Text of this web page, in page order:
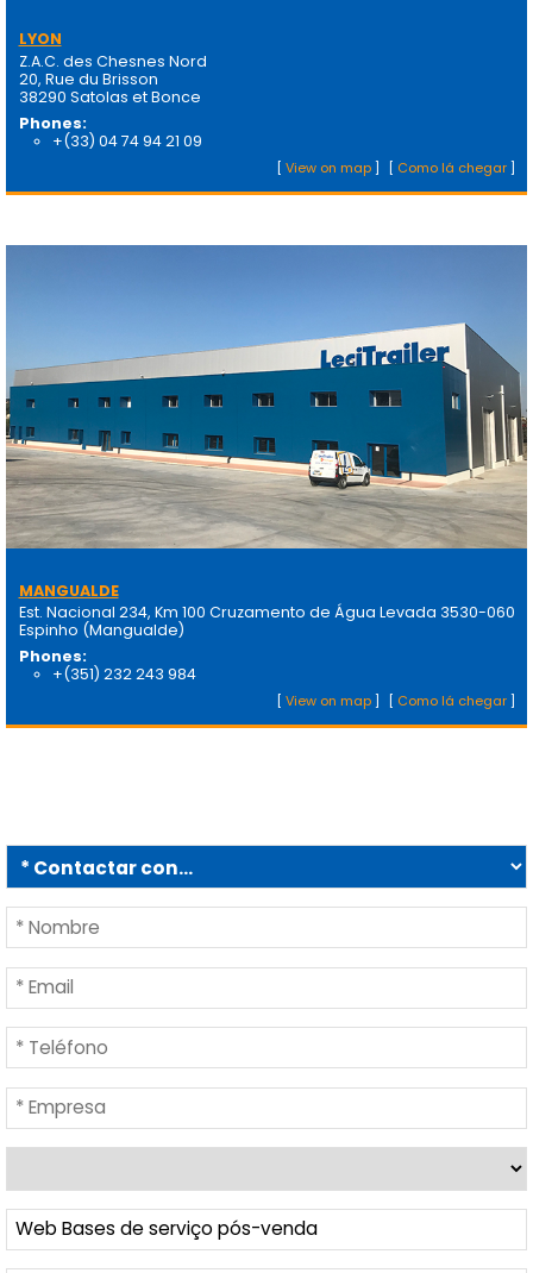
LYON
Z.A.C. des Chesnes Nord
20, Rue du Brisson
38290 Satolas et Bonce
Phones:
+(33) 04 74 94 21 09
[ Como lá chegar]
[ View on map]
MANGUALDE
Est. Nacional 234, Km 100 Cruzamento de Água Levada 3530-060
Espinho (Mangualde)
Phones:
+(351) 232 243 984
[ Como lá chegar]
[ View on map]